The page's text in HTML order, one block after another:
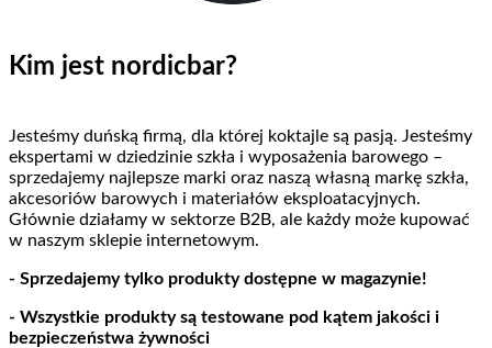
Kim jest nordicbar?
Jesteśmy duńską firmą, dla której koktajle są pasją. Jesteśmy
ekspertami w dziedzinie szkła i wyposażenia barowego –
sprzedajemy najlepsze marki oraz naszą własną markę szkła,
akcesoriów barowych i materiałów eksploatacyjnych.
Głównie działamy w sektorze B2B, ale każdy może kupować
w naszym sklepie internetowym.
- Sprzedajemy tylko produkty dostępne w magazynie!
- Wszystkie produkty są testowane pod kątem jakości i
bezpieczeństwa żywności